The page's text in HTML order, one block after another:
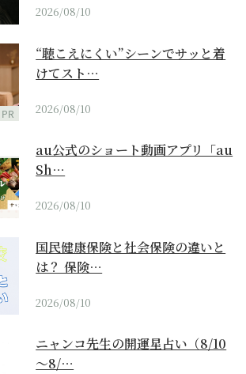
2026/08/10
PR
“聴こえにくい”シーンでサッと着
けてスト…
2026/08/10
au公式のショート動画アプリ「au
Sh…
2026/08/10
国民健康保険と社会保険の違いと
は？ 保険…
2026/08/10
ニャンコ先生の開運星占い（8/10
～8/…